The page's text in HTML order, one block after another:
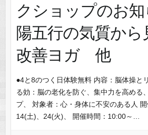
クショップのお
陽五行の気質から
改善ヨガ 他
●4と8のつく日体験無料 内容：脳体操と
る効：脳の老化を防ぐ、集中力を高める
プ、 対象者：心・身体に不安のある人 開
14(土)、24(火)、 開催時間：10:00～…